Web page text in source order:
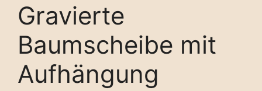
Gravierte
Baumscheibe mit
Aufhängung